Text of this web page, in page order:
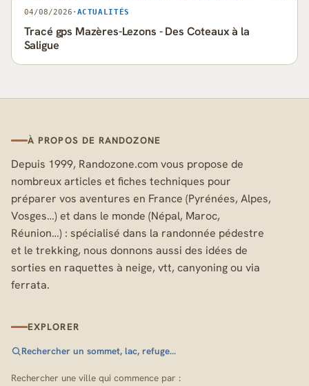
04/08/2026 · ACTUALITÉS
Tracé gps Mazères-Lezons - Des Coteaux à la
Saligue
À PROPOS DE RANDOZONE
Depuis 1999, Randozone.com vous propose de
nombreux articles et fiches techniques pour
préparer vos aventures en France (Pyrénées, Alpes,
Vosges…) et dans le monde (Népal, Maroc,
Réunion…) : spécialisé dans la randonnée pédestre
et le trekking, nous donnons aussi des idées de
sorties en raquettes à neige, vtt, canyoning ou via
ferrata.
EXPLORER
Rechercher un sommet, lac, refuge…
Rechercher une ville qui commence par :